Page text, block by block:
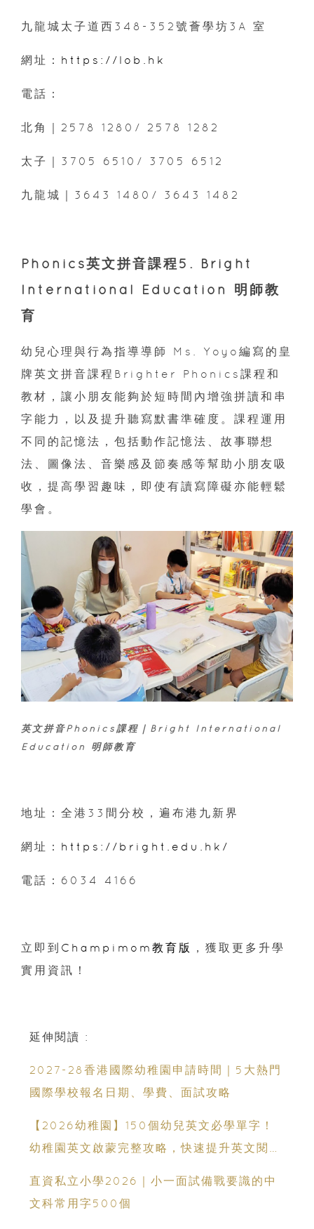
九龍城太子道西348-352號薈學坊3A 室
網址： https://lob.hk
電話：
北角｜2578 1280/ 2578 1282
太子｜3705 6510/ 3705 6512
九龍城｜3643 1480/ 3643 1482
Phonics英文拼音課程5. Bright
International Education 明師教
育
幼兒心理與行為指導導師 Ms. Yoyo編寫的皇
牌英文拼音課程Brighter Phonics課程和
教材，讓小朋友能夠於短時間內增強拼讀和串
字能力，以及提升聽寫默書準確度。課程運用
不同的記憶法，包括動作記憶法、故事聯想
法、圖像法、音樂感及節奏感等幫助小朋友吸
收，提高學習趣味，即使有讀寫障礙亦能輕鬆
學會。
英文拼音Phonics課程｜Bright International
Education 明師教育
地址：全港33間分校，遍布港九新界
網址： https://bright.edu.hk/
電話：6034 4166
立即到 Champimom教育版
，獲取更多升學
實用資訊！
延伸閱讀 :
2027-28香港國際幼稚園申請時間｜5大熱門
國際學校報名日期、學費、面試攻略
【2026幼稚園】150個幼兒英文必學單字！
幼稚園英文啟蒙完整攻略，快速提升英文閱讀
直資私立小學2026｜小一面試備戰要識的中
文科常用字500個